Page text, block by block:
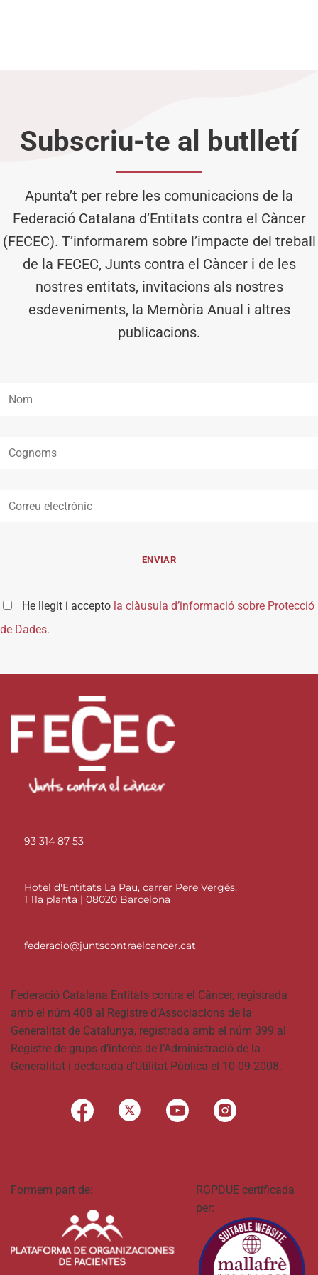
Subscriu-te al butlletí
Apunta’t per rebre les comunicacions de la
Federació Catalana d’Entitats contra el Càncer
(FECEC). T’informarem sobre l’impacte del treball
de la FECEC, Junts contra el Càncer i de les
nostres entitats, invitacions als nostres
esdeveniments, la Memòria Anual i altres
publicacions.
He llegit i accepto la clàusula d’informació sobre Protecció
de Dades.
93 314 87 53
Hotel d'Entitats La Pau, carrer Pere Vergés,
1 11a planta | 08020 Barcelona
federacio@juntscontraelcancer.cat
Federació Catalana Entitats contra el Càncer, registrada
amb el núm 408 al Registre d’Associacions de la
Generalitat de Catalunya, registrada amb el núm 399 al
Registre de grups d’interès de l’Administració de la
Generalitat i declarada d’Utilitat Pública el 10-09-2008.
Formem part de:
RGPDUE certificada
per: